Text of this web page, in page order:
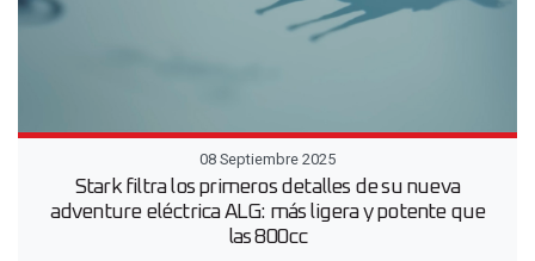
08 Septiembre 2025
Stark filtra los primeros detalles de su nueva
adventure eléctrica ALG: más ligera y potente que
las 800cc